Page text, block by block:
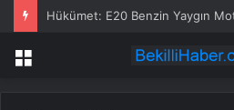
Hükümet: E20 Benzin Yaygın
Menü